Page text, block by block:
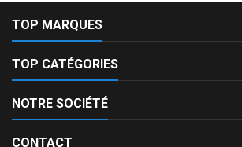
TOP MARQUES
TOP CATÉGORIES
NOTRE SOCIÉTÉ
CONTACT